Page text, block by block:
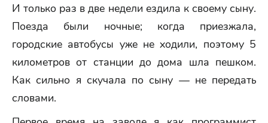
И только раз в две недели ездила к своему сыну.
Поезда были ночные; когда приезжала,
городские автобусы уже не ходили, поэтому 5
километров от станции до дома шла пешком.
Как сильно я скучала по сыну — не передать
словами.